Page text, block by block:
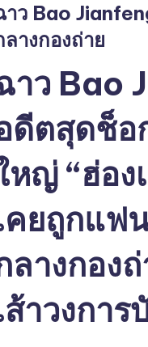
าว Bao
ลางกองถ่าย
าว Bao
ดีตสุดช็อ
หญ่ “ฮ่อง
คยถูกแฟ
ลางกอง
ส้าวงการ